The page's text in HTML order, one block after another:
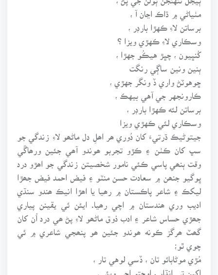
مٺياڻي ۾ ڌاڪ اڃان آ ،
برساتن لاءِ ڪهڙا بارڊر ،
وسڪاري لاءِ ڪهڙي ويزا ؟
کُنڀيون ، چڀڙ هيڪُو جهڙا ،
ٻنين ونين ساڳي رنگت
ڇوهوٽڻ واري ڏ ونگر جهڙي ،
ڪارونجهر جي آهي بيهڪ ،
برساتن لئه ڪهڙا بارڊر ،
وسڪاري لئي ڪهڙي ويزا
جيتوڻيڪ ڌرتيءَ کان دُوري ھر اھلِ دل ماڻھو لاءِ زندگي جو
سڀ کان ڪٺن ۽ ڪڙو تجربو ھوندو آھي جئين ورھاڱي
وقت ٻنھي پاسي ڪئي نامور شخصيتن زندگي جو اھڙو درد
ڀوگيو جنھن ۾ سعادت حسن منٽو ۽ فيض احمد فيض جھڙا
ليکڪ ۽ شاعر پاڪستان ۾ رھيا يا اھڙا انيڪ ھندو سنڌي
اديب وري ھندستان ۾ اچي رھيا. ايئن ئي يقينن پياري
جھڙي حساس شاعر ۽ ادب ذوق ماڻھو لاءِ پڻ ھي درد اُن کان
گھٽ ھرگز ڪونه ھوندو جئين ھو پنھجي شاعري ۾ ئي
چوي ٿو؛
مُڙي موڻابائو تان ، ڏسي لوهي تار ،
اکين تي انڌار ، اوچتو اچي ويئي.